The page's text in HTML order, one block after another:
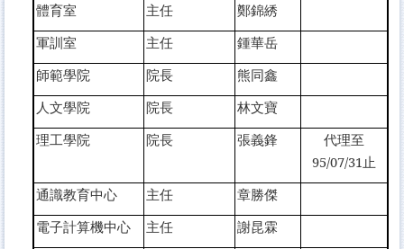
體育室
主任
鄭錦綉
軍訓室
主任
鍾華岳
師範學院
院長
熊同鑫
人文學院
院長
林文寶
理工學院
院長 張義鋒
代理至
95/07/31止
通識教育中心
主任
章勝傑
電子計算機中心
主任 謝昆霖